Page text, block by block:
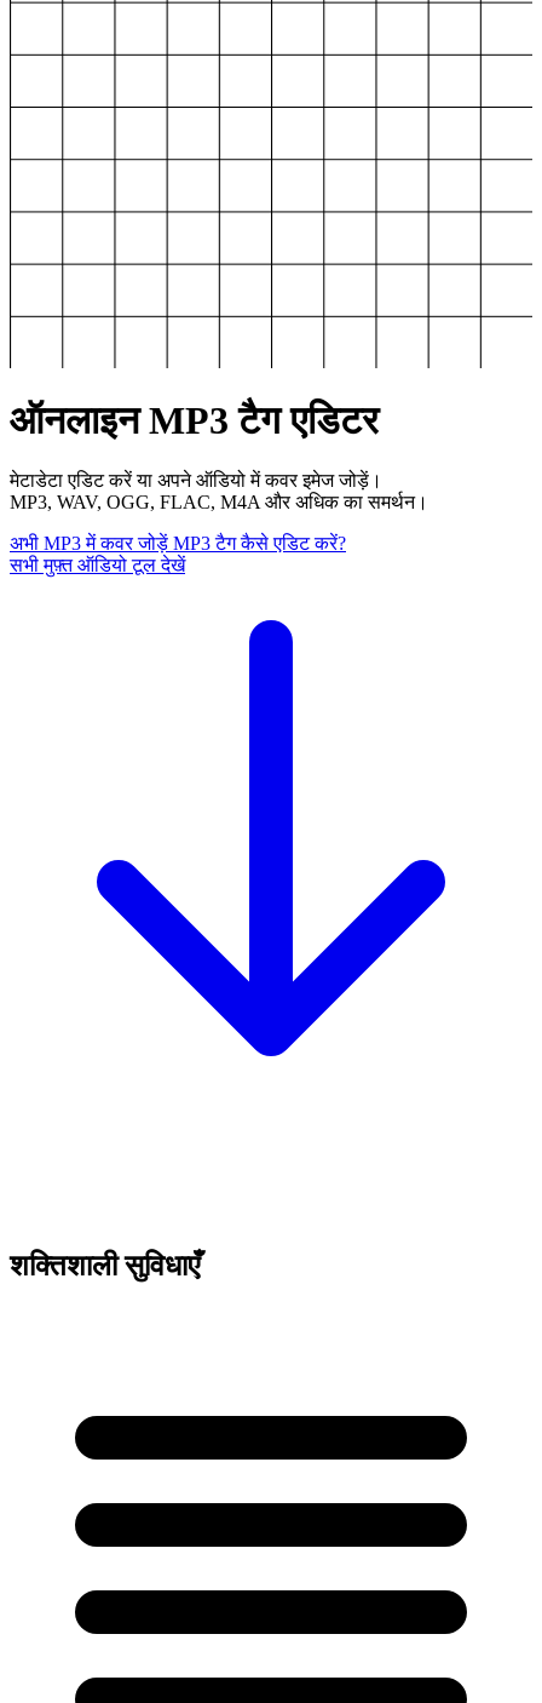
ऑनलाइन MP3 टैग एडिटर
मेटाडेटा एडिट करें या अपने ऑडियो में कवर इमेज जोड़ें।
MP3, WAV, OGG, FLAC, M4A और अधिक का समर्थन।
अभी MP3 में कवर जोड़ें MP3 टैग कैसे एडिट करें?
सभी मुफ़्त ऑडियो टूल देखें
शक्तिशाली सुविधाएँ